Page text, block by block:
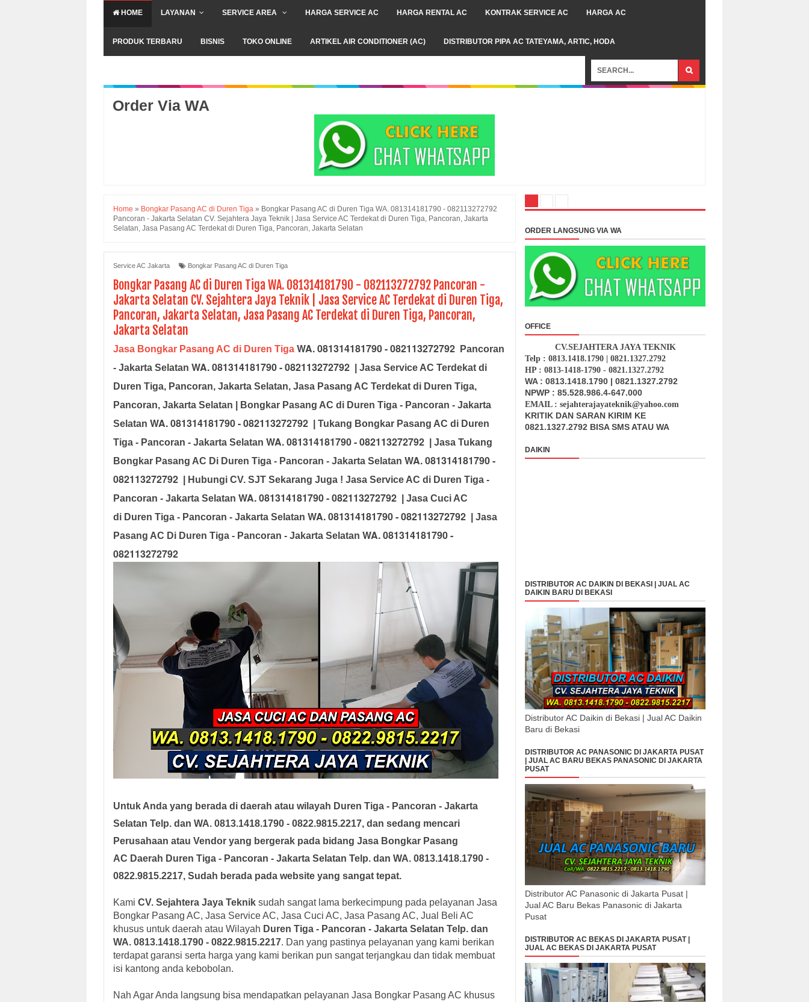
HOME LAYANAN SERVICE AREA HARGA SERVICE AC HARGA RENTAL AC KONTRAK SERVICE AC HARGA AC
PRODUK TERBARU BISNIS TOKO ONLINE ARTIKEL AIR CONDITIONER (AC) DISTRIBUTOR PIPA AC TATEYAMA, ARTIC, HODA
Order Via WA
Home » Bongkar Pasang AC di Duren Tiga » Bongkar Pasang AC di Duren Tiga WA. 081314181790 - 082113272792
Pancoran - Jakarta Selatan CV. Sejahtera Jaya Teknik | Jasa Service AC Terdekat di Duren Tiga, Pancoran, Jakarta
Selatan, Jasa Pasang AC Terdekat di Duren Tiga, Pancoran, Jakarta Selatan
Service AC Jakarta Bongkar Pasang AC di Duren Tiga
Bongkar Pasang AC di Duren Tiga WA. 081314181790 - 082113272792 Pancoran -
Jakarta Selatan CV. Sejahtera Jaya Teknik | Jasa Service AC Terdekat di Duren Tiga,
Pancoran, Jakarta Selatan, Jasa Pasang AC Terdekat di Duren Tiga, Pancoran,
Jakarta Selatan
Jasa Bongkar Pasang AC di Duren Tiga WA. 081314181790 - 082113272792
Pancoran
- Jakarta Selatan WA. 081314181790 - 082113272792
| Jasa Service AC Terdekat di
Duren Tiga, Pancoran, Jakarta Selatan, Jasa Pasang AC Terdekat di Duren Tiga,
Pancoran, Jakarta Selatan |
Bongkar Pasang AC di Duren Tiga - Pancoran - Jakarta
Selatan WA. 081314181790 - 082113272792 | Tukang Bongkar Pasang AC di Duren
Tiga - Pancoran - Jakarta Selatan WA. 081314181790 - 082113272792
| Jasa Tukang
Bongkar Pasang AC Di Duren Tiga - Pancoran - Jakarta Selatan WA. 081314181790 -
082113272792
| Hubungi CV. SJT Sekarang Juga ! Jasa Service AC di Duren Tiga -
Pancoran - Jakarta Selatan WA. 081314181790 - 082113272792
| Jasa Cuci AC
di Duren Tiga - Pancoran - Jakarta Selatan WA. 081314181790 - 082113272792
| Jasa
Pasang AC Di Duren Tiga - Pancoran - Jakarta Selatan WA. 081314181790 -
082113272792
Untuk Anda yang berada di daerah atau wilayah Duren Tiga - Pancoran - Jakarta
Selatan Telp. dan WA. 0813.1418.1790 - 0822.9815.2217, dan sedang mencari
Perusahaan atau Vendor yang bergerak pada bidang Jasa Bongkar Pasang
AC Daerah Duren Tiga - Pancoran - Jakarta Selatan Telp. dan WA. 0813.1418.1790 -
0822.9815.2217, Sudah berada pada website yang sangat tepat.
Kami CV. Sejahtera Jaya Teknik sudah sangat lama berkecimpung pada pelayanan Jasa
Bongkar Pasang AC, Jasa Service AC, Jasa Cuci AC, Jasa Pasang AC, Jual Beli AC
khusus untuk daerah atau Wilayah Duren Tiga - Pancoran - Jakarta Selatan Telp. dan
WA. 0813.1418.1790 - 0822.9815.2217. Dan yang pastinya pelayanan yang kami berikan
terdapat garansi serta harga yang kami berikan pun sangat terjangkau dan tidak membuat
isi kantong anda kebobolan.
Nah Agar Anda langsung bisa mendapatkan pelayanan Jasa Bongkar Pasang AC khusus
ORDER LANGSUNG VIA WA
OFFICE
CV.SEJAHTERA JAYA TEKNIK
Telp : 0813.1418.1790 | 0821.1327.2792
HP : 0813-1418-1790 - 0821.1327.2792
WA : 0813.1418.1790 | 0821.1327.2792
NPWP : 85.528.986.4-647.000
EMAIL : sejahterajayateknik@yahoo.com
KRITIK DAN SARAN KIRIM KE
0821.1327.2792 BISA SMS ATAU WA
DAIKIN
DISTRIBUTOR AC DAIKIN DI BEKASI | JUAL AC
DAIKIN BARU DI BEKASI
Distributor AC Daikin di Bekasi | Jual AC Daikin
Baru di Bekasi
DISTRIBUTOR AC PANASONIC DI JAKARTA PUSAT
| JUAL AC BARU BEKAS PANASONIC DI JAKARTA
PUSAT
Distributor AC Panasonic di Jakarta Pusat |
Jual AC Baru Bekas Panasonic di Jakarta
Pusat
DISTRIBUTOR AC BEKAS DI JAKARTA PUSAT |
JUAL AC BEKAS DI JAKARTA PUSAT